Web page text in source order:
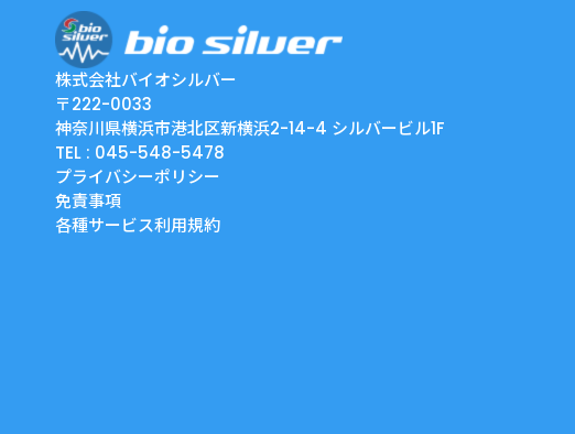
株式会社バイオシルバー
〒222-0033
神奈川県横浜市港北区新横浜2-14-4 シルバービル1F
TEL : 045-548-5478
プライバシーポリシー
免責事項
各種サービス利用規約